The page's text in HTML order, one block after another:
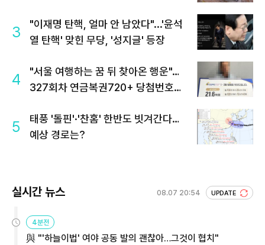
3
"이재명 탄핵, 얼마 안 남았다"...'윤석
열 탄핵' 맞힌 무당, '성지글' 등장
4
"서울 여행하는 꿈 뒤 찾아온 행운"…
327회차 연금복권720+ 당첨번호조
5
태풍 '돌핀'·'찬홈' 한반도 빗겨간다…
예상 경로는?
실시간 뉴스 08.07 20:54 UPDATE
4분전
與 "'하늘이법' 여야 공동 발의 괜찮아…그것이 협치"